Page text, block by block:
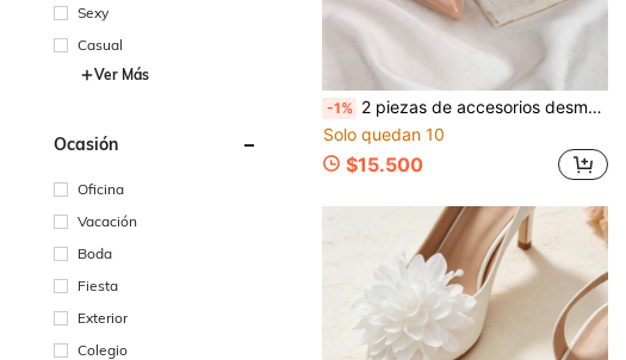
Sexy
Casual
Ver Más
Ocasión
Oficina
Vacación
Boda
Fiesta
Exterior
Colegio
-1% 2 piezas de accesorios desmontables para zapatos con diseño de lazo de metal y strass blanco, clips de moda elegantes para zapatos de tacón alto para mujer, decoración DIY en negro, blanco, rojo, plata y nude, para zapatos de oficina y negocios
Solo quedan 10
$15.500